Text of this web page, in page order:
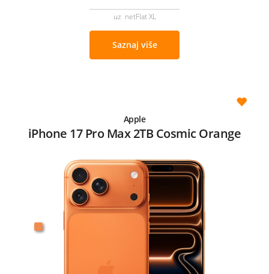
uz netFlat XL
Saznaj više
Apple
iPhone 17 Pro Max 2TB Cosmic Orange